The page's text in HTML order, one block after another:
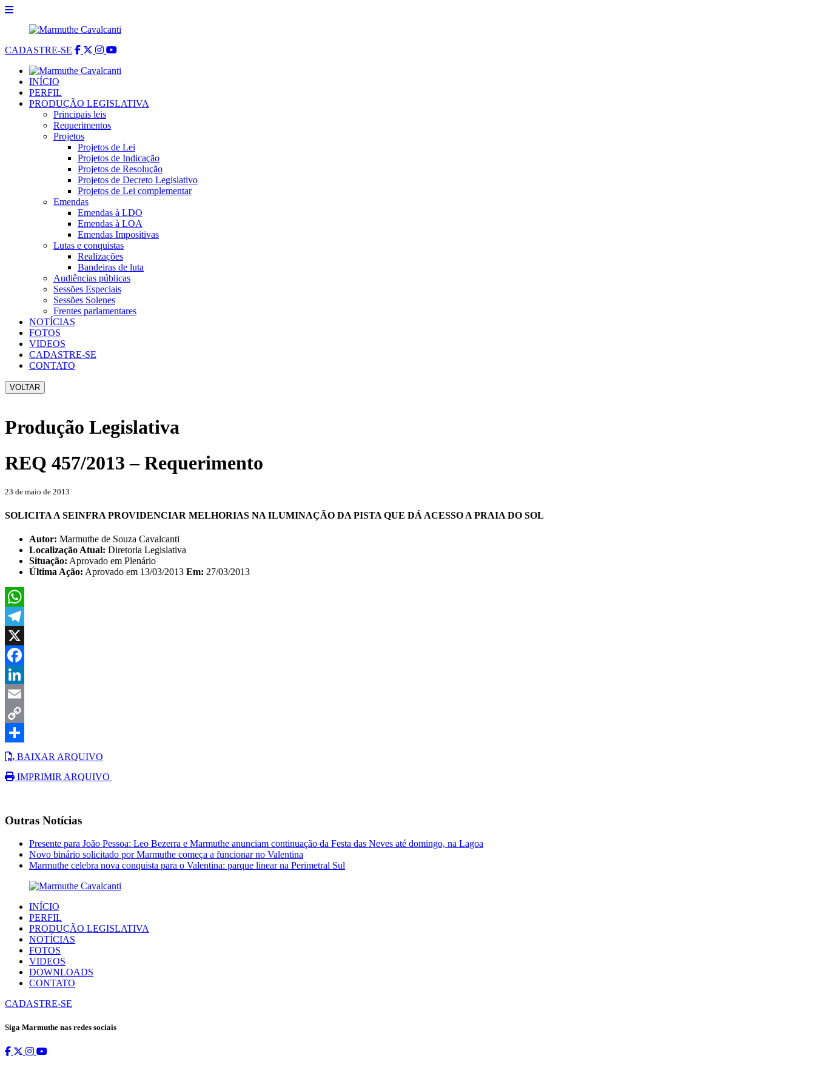
CADASTRE-SE
INÍCIO
PERFIL
PRODUÇÃO LEGISLATIVA
Principais leis
Requerimentos
Projetos
Projetos de Lei
Projetos de Indicação
Projetos de Resolução
Projetos de Decreto Legislativo
Projetos de Lei complementar
Emendas
Emendas à LDO
Emendas à LOA
Emendas Impositivas
Lutas e conquistas
Realizações
Bandeiras de luta
Audiências públicas
Sessões Especiais
Sessões Solenes
Frentes parlamentares
NOTÍCIAS
FOTOS
VIDEOS
CADASTRE-SE
CONTATO
VOLTAR
Produção Legislativa
REQ 457/2013 – Requerimento
23 de maio de 2013
SOLICITA A SEINFRA PROVIDENCIAR MELHORIAS NA ILUMINAÇÃO DA PISTA QUE DÁ ACESSO A PRAIA DO SOL
Autor: Marmuthe de Souza Cavalcanti
Localização Atual: Diretoria Legislativa
Situação: Aprovado em Plenário
Última Ação: Aprovado em 13/03/2013 Em: 27/03/2013
WhatsApp
Telegram
X
Facebook
LinkedIn
Email
Copy
Link
ShareBAIXAR ARQUIVO
IMPRIMIR ARQUIVO
Outras Notícias
Presente para João Pessoa: Leo Bezerra e Marmuthe anunciam continuação da Festa das Neves até domingo, na Lagoa
Novo binário solicitado por Marmuthe começa a funcionar no Valentina
Marmuthe celebra nova conquista para o Valentina: parque linear na Perimetral Sul
INÍCIO
PERFIL
PRODUÇÃO LEGISLATIVA
NOTÍCIAS
FOTOS
VIDEOS
DOWNLOADS
CONTATO
CADASTRE-SE
Siga Marmuthe nas redes sociais